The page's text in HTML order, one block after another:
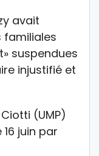
avait
familiales
suspendues
injustifié et
(UMP)
juin par